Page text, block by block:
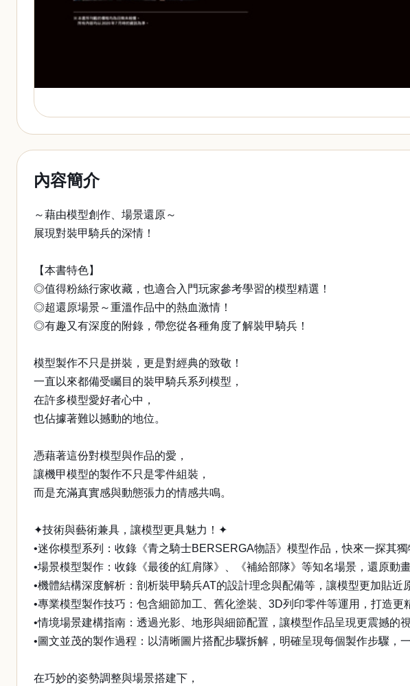
內容簡介
～藉由模型創作、場景還原～
展現對裝甲騎兵的深情！
【本書特色】
◎值得粉絲行家收藏，也適合入門玩家參考學習的模型精選！
◎超還原場景～重溫作品中的熱血激情！
◎有趣又有深度的附錄，帶您從各種角度了解裝甲騎兵！
模型製作不只是拼裝，更是對經典的致敬！
一直以來都備受矚目的裝甲騎兵系列模型，
在許多模型愛好者心中，
也佔據著難以撼動的地位。
憑藉著這份對模型與作品的愛，
讓機甲模型的製作不只是零件組裝，
而是充滿真實感與動態張力的情感共鳴。
✦技術與藝術兼具，讓模型更具魅力！✦
•迷你模型系列：收錄《青之騎士BERSERGA物語》模型作品，快來一探其獨
•場景模型製作：收錄《最後的紅肩隊》、《補給部隊》等知名場景，還原動
•機體結構深度解析：剖析裝甲騎兵AT的設計理念與配備等，讓模型更加貼近
•專業模型製作技巧：包含細節加工、舊化塗裝、3D列印零件等運用，打造更
•情境場景建構指南：透過光影、地形與細節配置，讓模型作品呈現更震撼的視
•圖文並茂的製作過程：以清晰圖片搭配步驟拆解，明確呈現每個製作步驟，
在巧妙的姿勢調整與場景搭建下，